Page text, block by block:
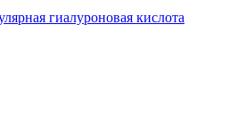
гиалуроновая кислота